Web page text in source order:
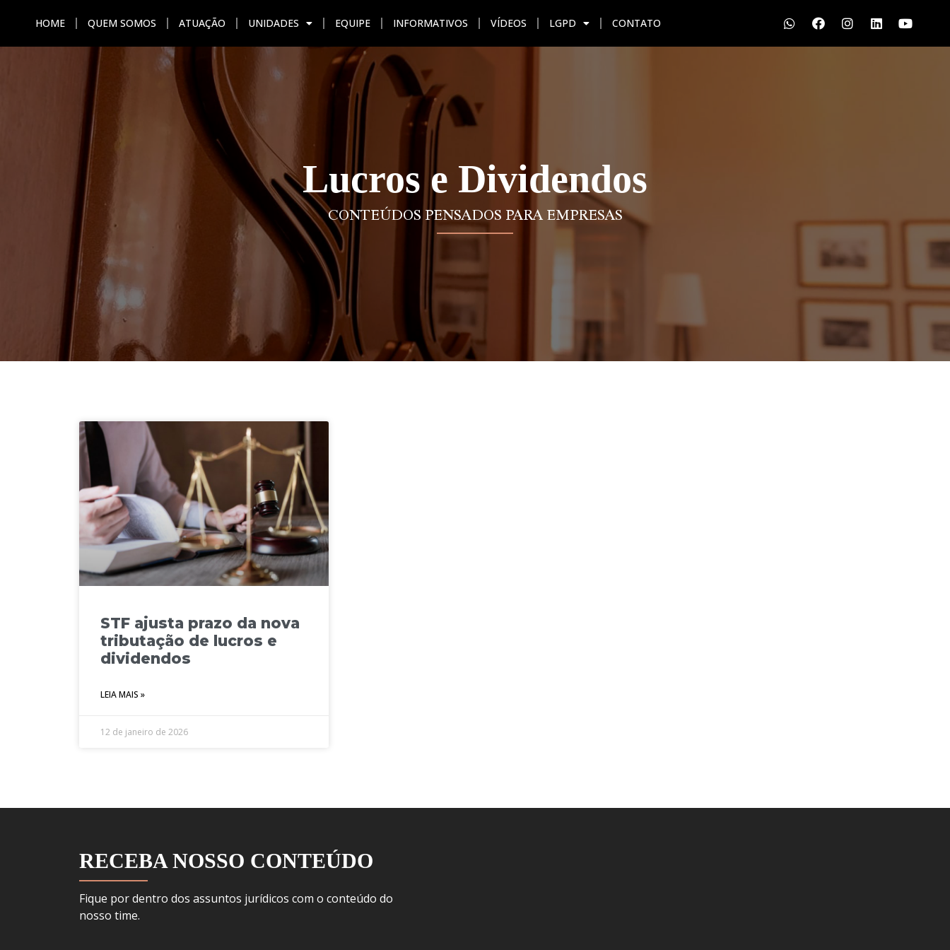
HOME QUEM SOMOS ATUAÇÃO UNIDADES EQUIPE INFORMATIVOS
HOME QUEM SOMOS ATUAÇÃO UNIDADES EQUIPE INFORMATIVOS VÍDEOS LGPD CONTATO
Lucros e Dividendos
CONTEÚDOS PENSADOS PARA EMPRESAS
STF ajusta prazo da nova
tributação de lucros e
dividendos
LEIA MAIS »
12 de janeiro de 2026
RECEBA NOSSO CONTEÚDO
Fique por dentro dos assuntos jurídicos com o conteúdo do
nosso time.